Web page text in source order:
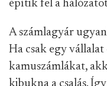
építik fel a
A számlagyár
Ha csak egy
kamuszámlákat,